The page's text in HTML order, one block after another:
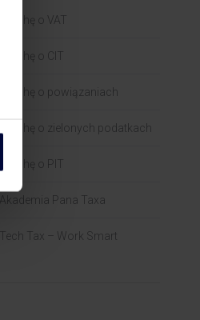
Trochę o VAT
Trochę o CIT
Trochę o powiązaniach​
Trochę o zielonych podatkach
Trochę o PIT
Akademia Pana Taxa
Tech Tax – Work Smart